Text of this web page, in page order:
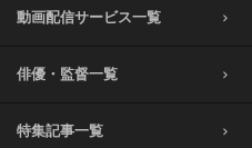
動画配信サービス一覧
俳優・監督一覧
特集記事一覧